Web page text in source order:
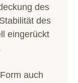
des
des
eingerückt
auch